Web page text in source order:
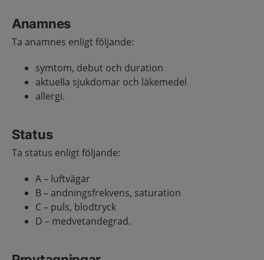
Anamnes
Ta anamnes enligt följande:
symtom, debut och duration
aktuella sjukdomar och läkemedel
allergi.
Status
Ta status enligt följande:
A – luftvägar
B – andningsfrekvens, saturation
C – puls, blodtryck
D – medvetandegrad.